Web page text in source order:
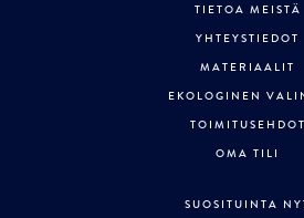
TIETOA MEISTÄ
YHTEYSTIEDOT
MATERIAALIT
EKOLOGINEN
TOIMITUSEHDOT
OMA TILI
SUOSITUINTA